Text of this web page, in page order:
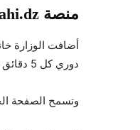
منصة adhahi.dz تضيف صفحة “مؤشرات الأغنام”
أضافت الوزارة
دوري كل 5 دقائق تقريبًا.
وتسمح الصفحة